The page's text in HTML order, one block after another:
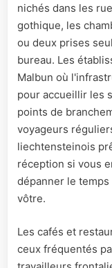
nichés dans les
gothique, les
ou deux prises
bureau. Les
Malbun où
pour accueillir les
points de
voyageurs
liechtensteinois
réception si vous
dépanner le
vôtre.
Les cafés et
ceux fréquentés